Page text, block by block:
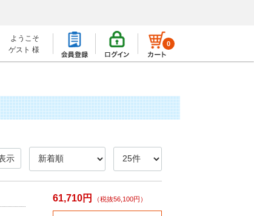
ようこそ
ゲスト 様
0
示
61,710円 （税抜56,100円）